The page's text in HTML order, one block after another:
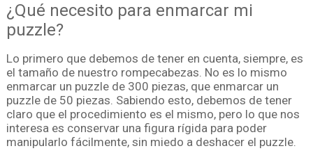
¿Qué necesito para enmarcar mi
puzzle?
Lo primero que debemos de tener en cuenta, siempre, es
el tamaño de nuestro rompecabezas. No es lo mismo
enmarcar un puzzle de 300 piezas, que enmarcar un
puzzle de 50 piezas. Sabiendo esto, debemos de tener
claro que el procedimiento es el mismo, pero lo que nos
interesa es conservar una figura rígida para poder
manipularlo fácilmente, sin miedo a deshacer el puzzle.